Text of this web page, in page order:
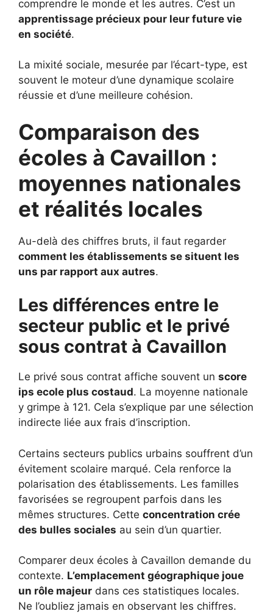
comprendre le monde et les autres. C’est un
apprentissage précieux pour leur future vie
en société.
La mixité sociale, mesurée par l’écart-type, est
souvent le moteur d’une dynamique scolaire
réussie et d’une meilleure cohésion.
Comparaison des
écoles à Cavaillon :
moyennes nationales
et réalités locales
Au-delà des chiffres bruts, il faut regarder
comment les établissements se situent les
uns par rapport aux autres.
Les différences entre le
secteur public et le privé
sous contrat à Cavaillon
Le privé sous contrat affiche souvent un score
ips ecole plus costaud. La moyenne nationale
y grimpe à 121. Cela s’explique par une sélection
indirecte liée aux frais d’inscription.
Certains secteurs publics urbains souffrent d’un
évitement scolaire marqué. Cela renforce la
polarisation des établissements. Les familles
favorisées se regroupent parfois dans les
mêmes structures. Cette concentration crée
des bulles sociales au sein d’un quartier.
Comparer deux écoles à Cavaillon demande du
contexte. L’emplacement géographique joue
un rôle majeur dans ces statistiques locales.
Ne l’oubliez jamais en observant les chiffres.